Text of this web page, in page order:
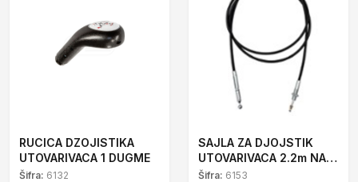
RUCICA DZOJISTIKA
UTOVARIVACA 1 DUGME
Šifra: 6132
SAJLA ZA DJOJSTIK
UTOVARIVACA 2.2m NA
KUGLU
Šifra: 6153